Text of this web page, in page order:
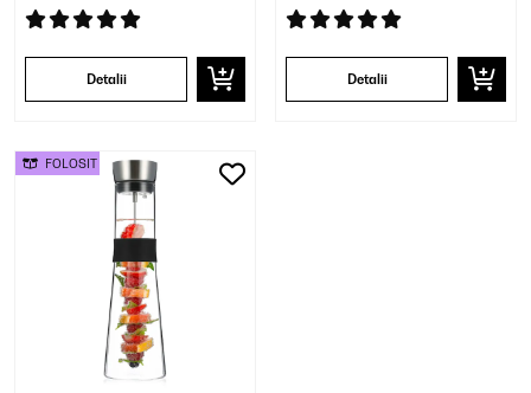
Detalii Detalii
FOLOSIT